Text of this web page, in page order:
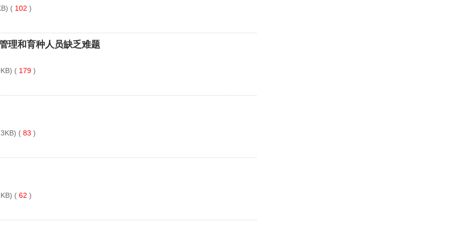
( 102 )
理和育种人员缺乏难题
( 179 )
( 83 )
( 62 )